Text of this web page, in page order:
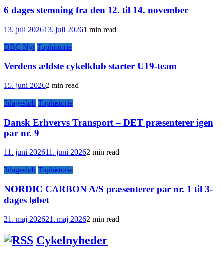
6 dages stemning fra den 12. til 14. november
13. juli 202613. juli 20261 min read
DBC Nyt Tophistorie
Verdens ældste cykelklub starter U19-team
15. juni 20262 min read
3dagesløb Tophistorie
Dansk Erhvervs Transport – DET præsenterer igen
par nr. 9
11. juni 202611. juni 20262 min read
3dagesløb Tophistorie
NORDIC CARBON A/S præsenterer par nr. 1 til 3-
dages løbet
21. maj 202621. maj 20262 min read
Cykelnyheder